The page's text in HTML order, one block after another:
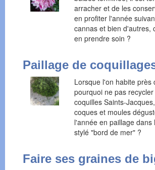
arracher et de les
en profiter l'année
cannas et bien d'autres,
en prendre soin ?
Paillage de
Lorsque l'on habite près
pourquoi ne pas
coquilles Saints-
coques et moules
l'année en paillage dans
stylé "bord de mer" ?
Faire ses graines de